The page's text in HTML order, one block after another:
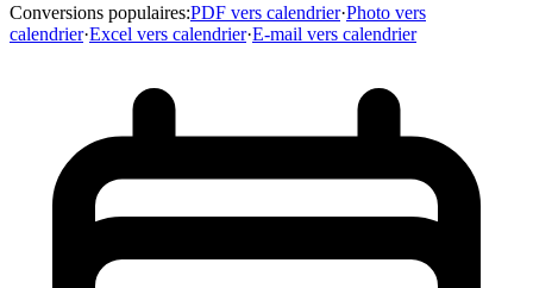
Conversions populaires:PDF vers calendrier·Photo vers
calendrier·Excel vers calendrier·E-mail vers calendrier